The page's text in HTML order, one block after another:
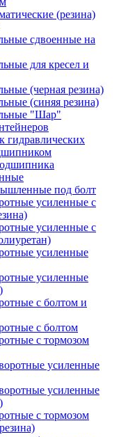
(резина)
сдвоенные на
для кресел и
(черная резина)
(синяя резина)
"Шар"
гидравлических
под болт
усиленные с
усиленные с
усиленные
усиленные
с болтом и
с болтом
c тормозом
усиленные
усиленные
c тормозом